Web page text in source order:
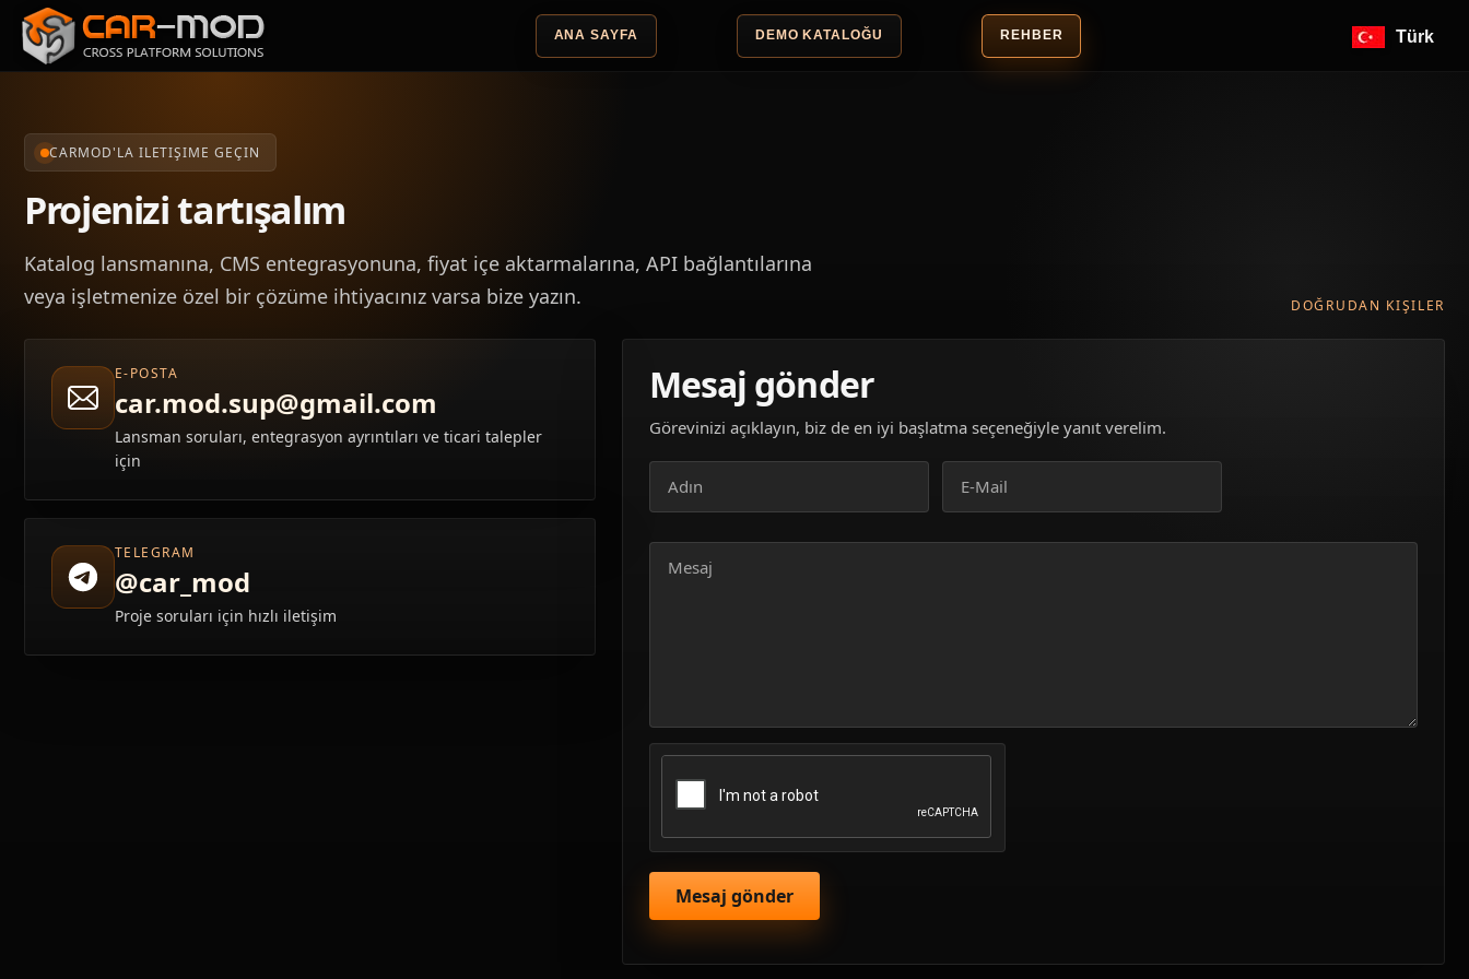
ANA SAYFA DEMO KATALOĞU REHBER Türk
CARMOD'LA ILETIŞIME GEÇIN
Projenizi tartışalım
Katalog lansmanına, CMS entegrasyonuna, fiyat içe aktarmalarına, API bağlantılarına
veya işletmenize özel bir çözüme ihtiyacınız varsa bize yazın.
DOĞRUDAN KIŞILER
E-POSTA
car.mod.sup@gmail.com
Lansman soruları, entegrasyon ayrıntıları ve ticari talepler
için
TELEGRAM
@car_mod
Proje soruları için hızlı iletişim
Mesaj gönder
Görevinizi açıklayın, biz de en iyi başlatma seçeneğiyle yanıt verelim.